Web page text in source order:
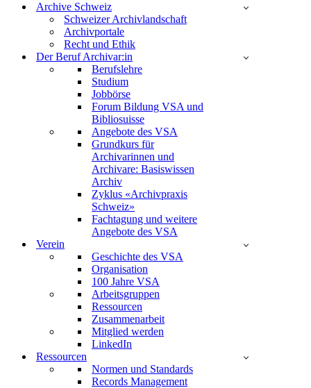
Archive Schweiz
Schweizer Archivlandschaft
Archivportale
Recht und Ethik
Der Beruf Archivar:in
Berufslehre
Studium
Jobbörse
Forum Bildung VSA und
Bibliosuisse
Angebote des VSA
Grundkurs für
Archivarinnen und
Archivare: Basiswissen
Archiv
Zyklus «Archivpraxis
Schweiz»
Fachtagung und weitere
Angebote des VSA
Verein
Geschichte des VSA
Organisation
100 Jahre VSA
Arbeitsgruppen
Ressourcen
Zusammenarbeit
Mitglied werden
LinkedIn
Ressourcen
Normen und Standards
Records Management